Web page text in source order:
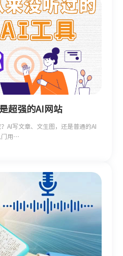
超强的AI网站
AI写文章、文生图，还是普通的AI
门用…